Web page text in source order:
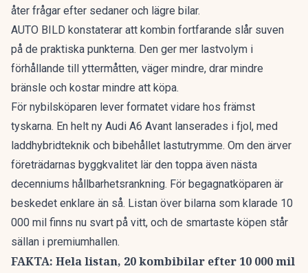
åter frågar efter sedaner och lägre bilar.
AUTO BILD konstaterar att kombin fortfarande slår suven
på de praktiska punkterna. Den ger mer lastvolym i
förhållande till yttermåtten, väger mindre, drar mindre
bränsle och kostar mindre att köpa.
För nybilsköparen lever formatet vidare hos främst
tyskarna. En helt ny Audi A6 Avant lanserades i fjol, med
laddhybridteknik och bibehållet lastutrymme. Om den ärver
företrädarnas byggkvalitet lär den toppa även nästa
decenniums hållbarhetsrankning. För begagnatköparen är
beskedet enklare än så. Listan över bilarna som klarade 10
000 mil finns nu svart på vitt, och de smartaste köpen står
sällan i premiumhallen.
FAKTA: Hela listan, 20 kombibilar efter 10 000 mil